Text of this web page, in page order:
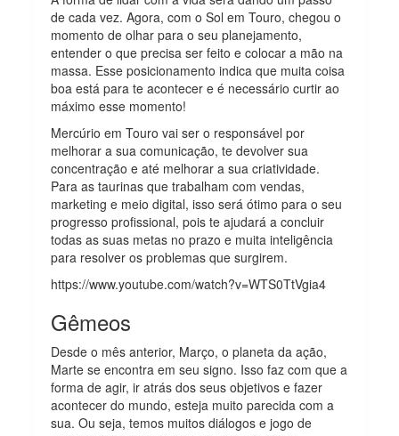
de cada vez. Agora, com o Sol em Touro, chegou o
momento de olhar para o seu planejamento,
entender o que precisa ser feito e colocar a mão na
massa. Esse posicionamento indica que muita coisa
boa está para te acontecer e é necessário curtir ao
máximo esse momento!
Mercúrio em Touro vai ser o responsável por
melhorar a sua comunicação, te devolver sua
concentração e até melhorar a sua criatividade.
Para as taurinas que trabalham com vendas,
marketing e meio digital, isso será ótimo para o seu
progresso profissional, pois te ajudará a concluir
todas as suas metas no prazo e muita inteligência
para resolver os problemas que surgirem.
https://www.youtube.com/watch?v=WTS0TtVgia4
Gêmeos
Desde o mês anterior, Março, o planeta da ação,
Marte se encontra em seu signo. Isso faz com que a
forma de agir, ir atrás dos seus objetivos e fazer
acontecer do mundo, esteja muito parecida com a
sua. Ou seja, temos muitos diálogos e jogo de